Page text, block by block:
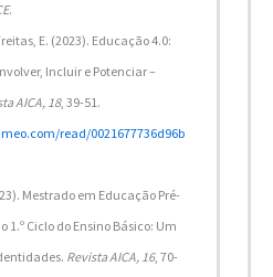
.
E. (2023). Educação 4.0:
Incluir e Potenciar –
AICA, 18, 39-51.
read/0021677736d96b
Mestrado em Educação Pré-
1.º Ciclo do Ensino Básico: Um
Revista AICA, 16, 70-